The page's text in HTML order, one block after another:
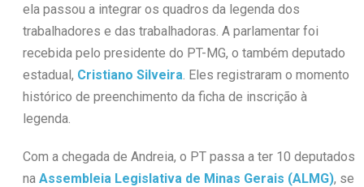
ela passou a integrar os quadros da legenda dos
trabalhadores e das trabalhadoras. A parlamentar foi
recebida pelo presidente do PT-MG, o também deputado
estadual, Cristiano Silveira . Eles registraram o momento
histórico de preenchimento da ficha de inscrição à
legenda.
Com a chegada de Andreia, o PT passa a ter 10 deputados
na Assembleia Legislativa de Minas Gerais (ALMG), se